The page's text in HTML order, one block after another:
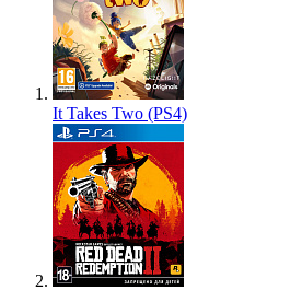
It Takes Two (PS4)